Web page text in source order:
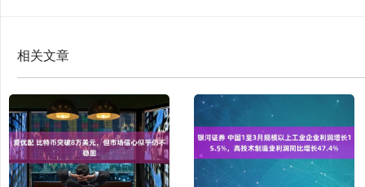
相关文章